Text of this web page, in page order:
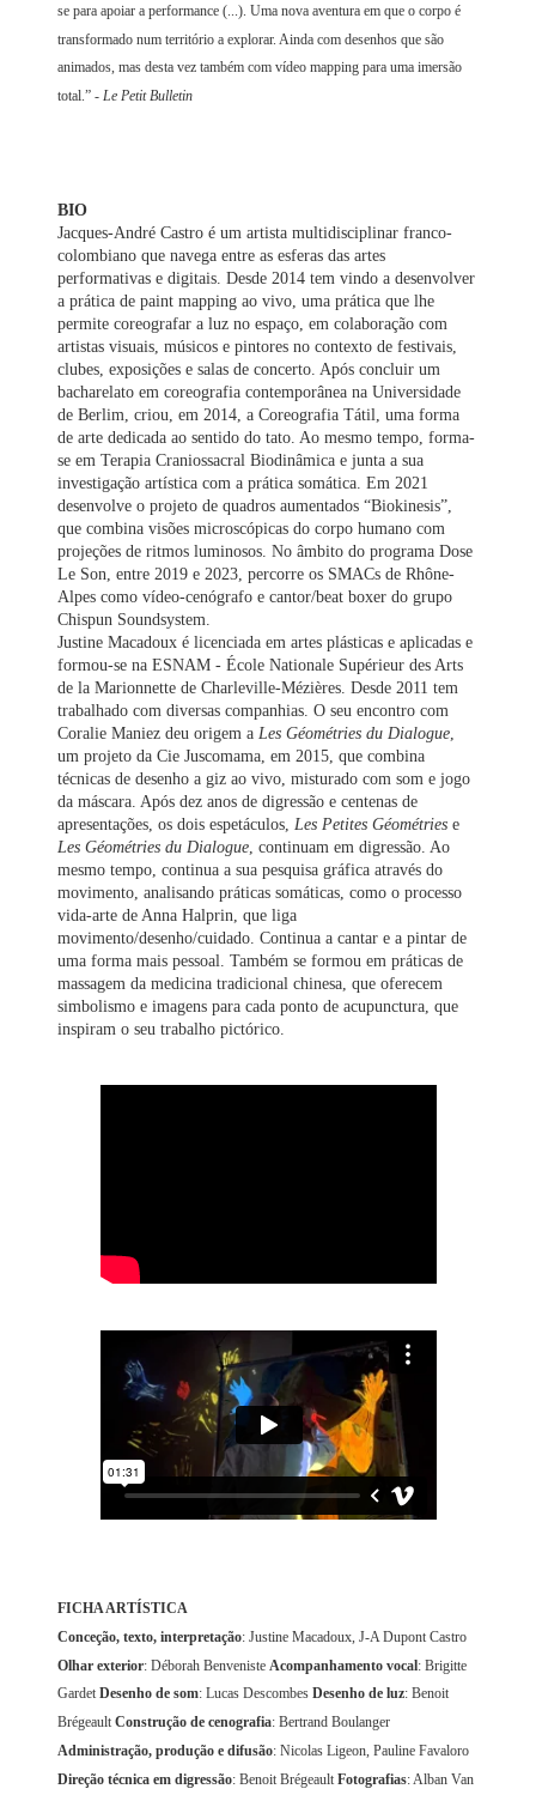
se para apoiar a performance (...). Uma nova aventura em que o corpo é
transformado num território a explorar. Ainda com desenhos que são
animados, mas desta vez também com vídeo mapping para uma imersão
total.” -Le Petit Bulletin
BIO
Jacques-André Castro é um artista multidisciplinar franco-
colombiano que navega entre as esferas das artes
performativas e digitais. Desde 2014 tem vindo a desenvolver
a prática de paint mapping ao vivo, uma prática que lhe
permite coreografar a luz no espaço, em colaboração com
artistas visuais, músicos e pintores no contexto de festivais,
clubes, exposições e salas de concerto. Após concluir um
bacharelato em coreografia contemporânea na Universidade
de Berlim, criou, em 2014, a Coreografia Tátil, uma forma
de arte dedicada ao sentido do tato. Ao mesmo tempo, forma-
se em Terapia Craniossacral Biodinâmica e junta a sua
investigação artística com a prática somática. Em 2021
desenvolve o projeto de quadros aumentados “Biokinesis”,
que combina visões microscópicas do corpo humano com
projeções de ritmos luminosos. No âmbito do programa Dose
Le Son, entre 2019 e 2023, percorre os SMACs de Rhône-
Alpes como vídeo-cenógrafo e cantor/beat boxer do grupo
Chispun Soundsystem.
Justine Macadoux é licenciada em artes plásticas e aplicadas e
formou-se na ESNAM - École Nationale Supérieur des Arts
de la Marionnette de Charleville-Mézières. Desde 2011 tem
trabalhado com diversas companhias. O seu encontro com
Coralie Maniez deu origem a Les Géométries du Dialogue
um projeto da Cie Juscomama, em 2015, que combina
técnicas de desenho a giz ao vivo, misturado com som e jogo
da máscara. Após dez anos de digressão e centenas de
apresentações, os dois espetáculos, Les Petites Géométries e
Les Géométries du Dialogue , continuam em digressão. Ao
mesmo tempo, continua a sua pesquisa gráfica através do
movimento, analisando práticas somáticas, como o processo
vida-arte de Anna Halprin, que liga
movimento/desenho/cuidado. Continua a cantar e a pintar de
uma forma mais pessoal. Também se formou em práticas de
massagem da medicina tradicional chinesa, que oferecem
simbolismo e imagens para cada ponto de acupunctura, que
inspiram o seu trabalho pictórico.
FICHA ARTÍSTICA
Conceção, texto, interpretação: Justine Macadoux, J-A Dupont Castro
Olhar exterior: Déborah Benveniste Acompanhamento vocal: Brigitte
GardetDesenho de som: Lucas DescombesDesenho de luz: Benoit
BrégeaultConstrução de cenografia: Bertrand Boulanger
Administração, produção e difusão: Nicolas Ligeon, Pauline Favaloro
Direção técnica em digressão: Benoit BrégeaultFotografias: Alban Van